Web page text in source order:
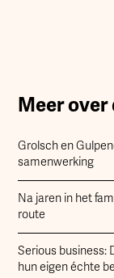
Meer
Grolsch en
samenwerking
Na jaren in het
route
Serious business:
hun eigen échte